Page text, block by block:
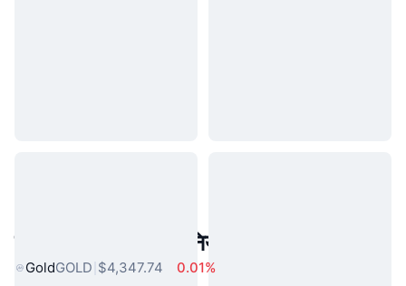
लोकप्रिय वास्तविक दुनिया की संपत्तियां
GoldGOLD $4,347.74
0.01%